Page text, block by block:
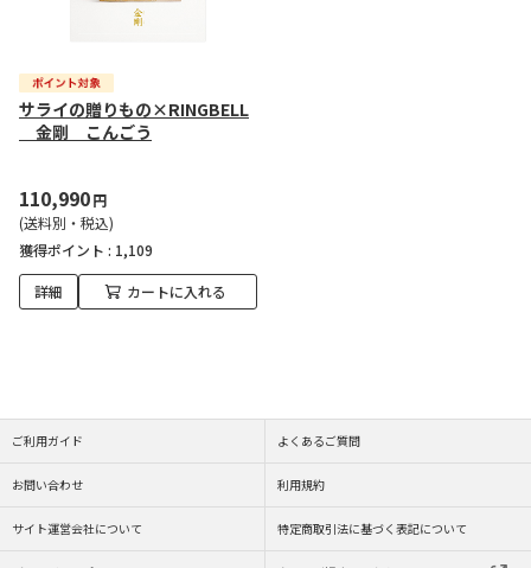
サライの贈りもの×RINGBELL
金剛 こんごう
110,990円
(送料別・税込)
獲得ポイント : 1,109
詳細 カートに入れる
ご利用ガイド よくあるご質問
お問い合わせ 利用規約
サイト運営会社について 特定商取引法に基づく表記について